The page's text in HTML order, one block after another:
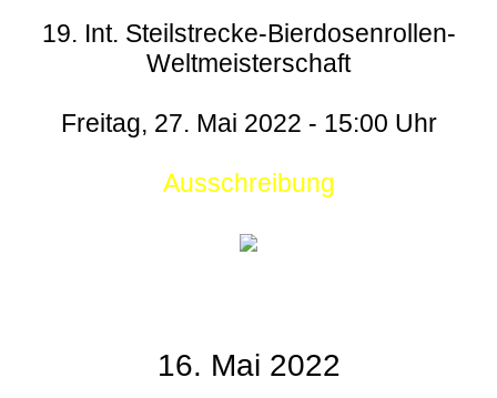
19. Int. Steilstrecke-Bierdosenrollen-
Weltmeisterschaft
Freitag, 27. Mai 2022 - 15:00 Uhr
Ausschreibung
16. Mai 2022